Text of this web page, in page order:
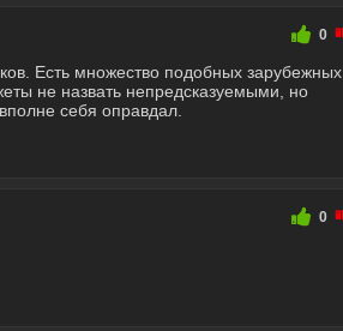
0
Есть множество подобных зарубежных
не назвать непредсказуемыми, но
себя оправдал.
0